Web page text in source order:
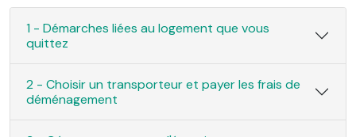
1 - Démarches liées au logement que vous
quittez
2 - Choisir un transporteur et payer les frais de
déménagement